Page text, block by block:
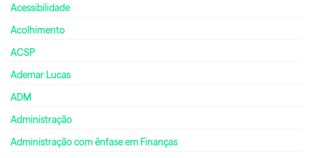
Acessibilidade
Acolhimento
ACSP
Ademar Lucas
ADM
Administração
Administração com ênfase em Finanças